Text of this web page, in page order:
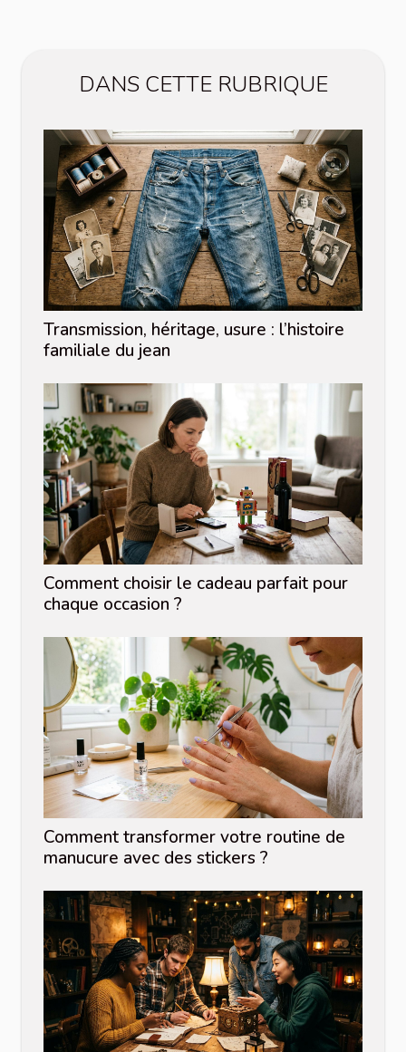
DANS CETTE RUBRIQUE
Transmission, héritage, usure : l’histoire
familiale du jean
Comment choisir le cadeau parfait pour
chaque occasion ?
Comment transformer votre routine de
manucure avec des stickers ?